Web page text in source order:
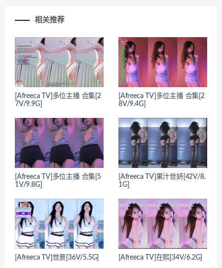
相关推荐
[Afreeca TV]多位主播 合集[2
7V/9.9G]
[Afreeca TV]多位主播 合集[2
8V/9.4G]
[Afreeca TV]多位主播 合集[5
1V/9.8G]
[Afreeca TV]果汁世妍[42V/8.
1G]
[Afreeca TV]世景[36V/5.5G] [Afreeca TV]在熙[34V/6.2G]